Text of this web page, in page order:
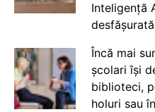
Inteligență
Încă mai
școlari își
biblioteci,
holuri sau